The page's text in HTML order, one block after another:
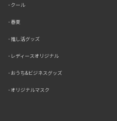
クール
春夏
推し活グッズ
レディースオリジナル
おうち&ビジネスグッズ
オリジナルマスク